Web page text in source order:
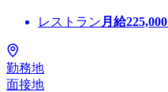
レストラン 月給225,000
勤務地
面接地